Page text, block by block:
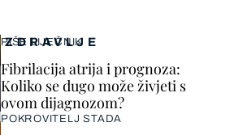
ZDRAVLJE
PIŠE LIJEČNIK
Fibrilacija atrija i prognoza:
Koliko se dugo može živjeti s
ovom dijagnozom?
POKROVITELJ STADA